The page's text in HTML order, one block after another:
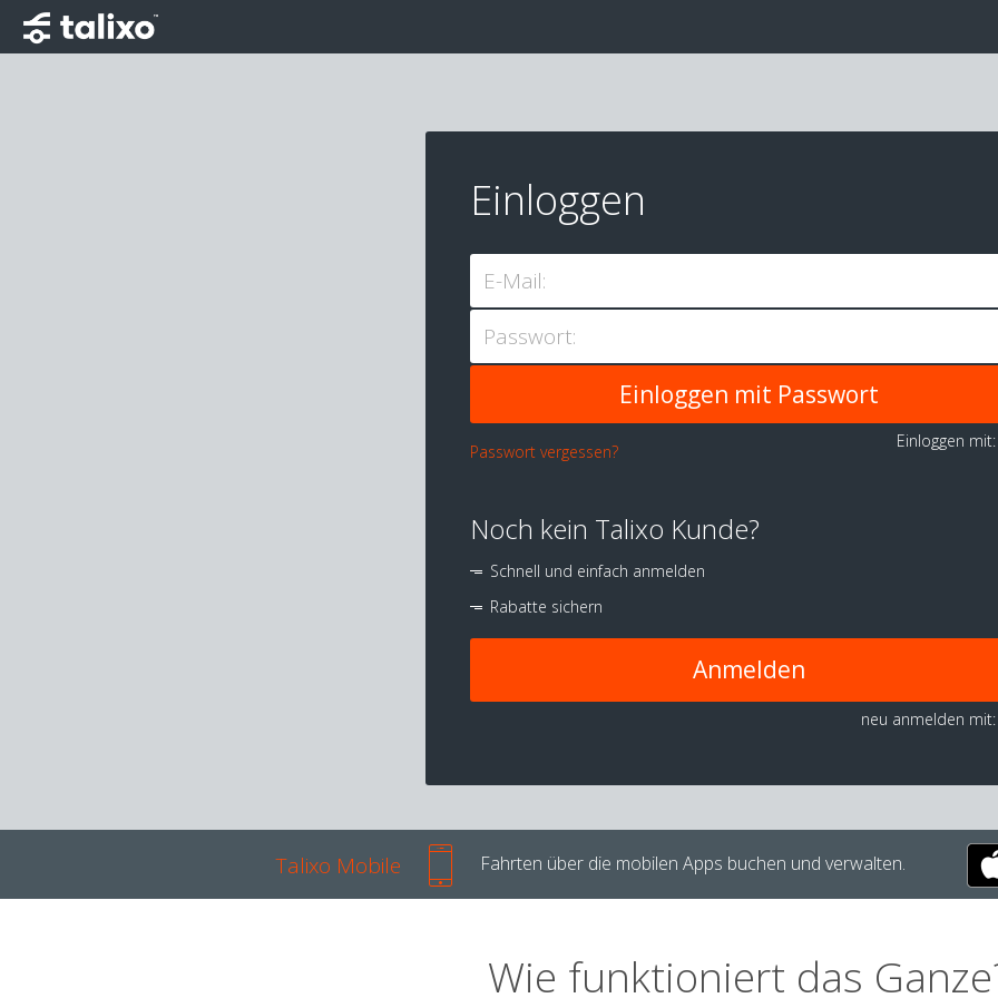
Einloggen
E-Mail:
Passwort:
Passwort vergessen?
Einloggen
Noch kein Talixo Kunde?
Schnell und einfach anmelden
Rabatte sichern
Anmelden
neu anmelden mit:
Talixo Mobile Fahrten über die mobilen Apps buchen und verwalten.
Wie funktioniert das